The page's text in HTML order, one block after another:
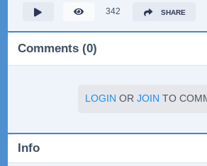
342 SHARE
Comments (0)
LOGIN OR JOIN TO
Info